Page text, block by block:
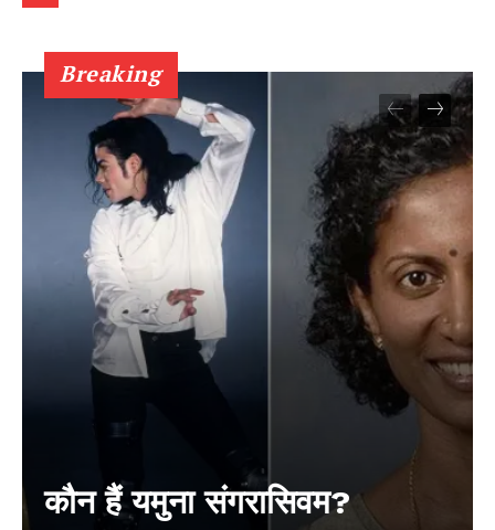
Breaking
कौन हैं यमुना संगरासिवम?